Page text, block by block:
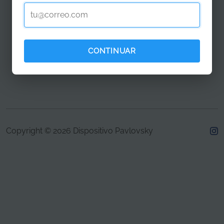
CONTINUAR
Copyright © 2026 Dispositivo Pavlovsky